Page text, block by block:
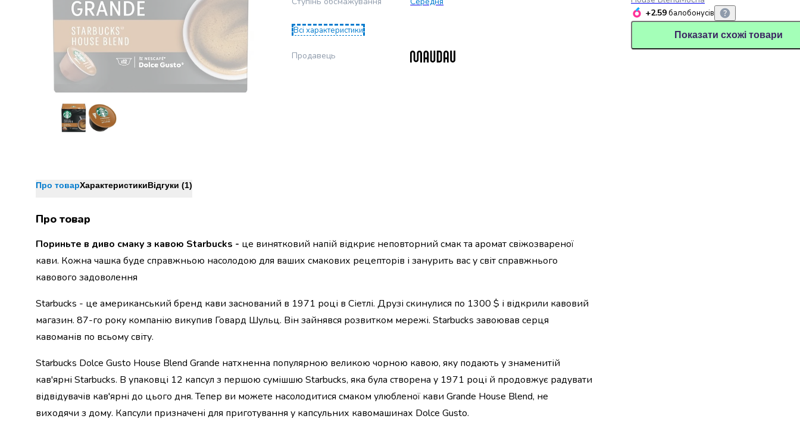
Джин
Ром
Текіла
і
мескаль
Лікери
наливки
Настоянки,
бальзами,
біттери
алкоголь
Сидри
Подарункові
набори
Продукти
Бакалія
Олія
Макаронні
вироби
Сухі
сніданки
Всі характеристики
Продавець
Про товарХарактеристикиВідгуки (1)
Про товар
Пориньте в диво смаку з кавою Starbucks - це винятковий напій відкриє неповторний смак та аромат свіжозвареної
кави. Кожна чашка буде справжньою насолодою для ваших смакових рецепторів і занурить вас у світ справжнього
кавового задоволення
Starbucks - це американський бренд кави заснований в 1971 році в Сіетлі. Друзі скинулися по 1300 $ і відкрили кавовий
магазин. 87-го року компанію викупив Говард Шульц. Він зайнявся розвитком мережі. Starbucks завоював серця
кавоманів по всьому світу.
Starbucks Dolce Gusto House Blend Grande натхненна популярною великою чорною кавою, яку подають у знаменитій
кав'ярні Starbucks. В упаковці 12 капсул з першою сумішшю Starbucks, яка була створена у 1971 році й продовжує радувати
відвідувачів кав'ярні до цього дня. Тепер ви можете насолодитися смаком улюбленої кави Grande House Blend, не
виходячи з дому. Капсули призначені для приготування у капсульних кавомашинах Dolce Gusto.
+2.59балобонусів
Показати схожі товари